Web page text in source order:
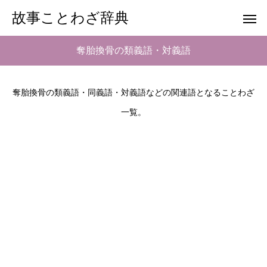
故事ことわざ辞典
奪胎換骨の類義語・対義語
奪胎換骨の類義語・同義語・対義語などの関連語となることわざ
一覧。